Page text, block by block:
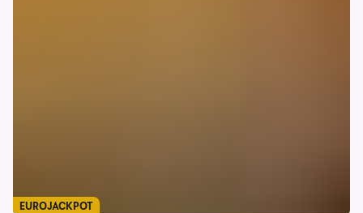
EUROJACKPOT